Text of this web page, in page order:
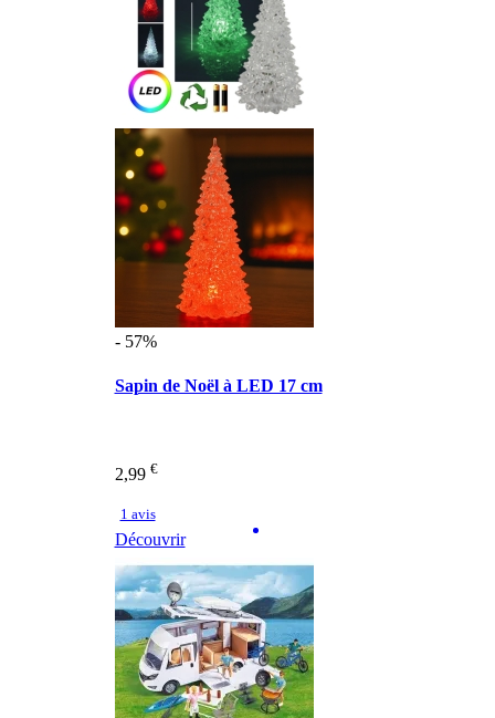
- 57%
Sapin de Noël à LED 17 cm
2,99 €
1 avis
Découvrir